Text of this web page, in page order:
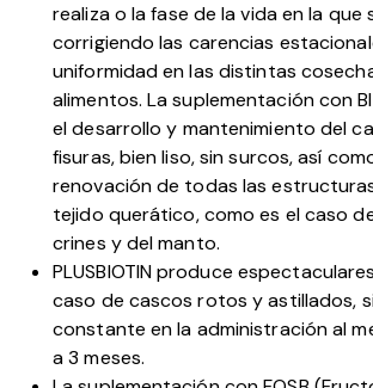
realiza o la fase de la vida en la que
corrigiendo las carencias
uniformidad en las distintas
alimentos. La suplementación con
el desarrollo y mantenimiento del
fisuras, bien liso, sin surcos, así
renovación de todas las
tejido querático, como es el caso
crines y del manto.
PLUSBIOTIN produce
caso de cascos rotos y astillados,
constante en la administración al
a 3 meses.